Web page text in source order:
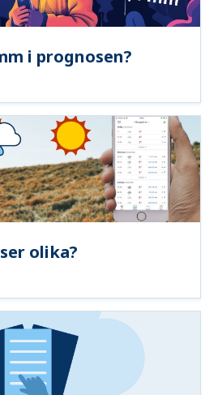
i prognosen?
olika?